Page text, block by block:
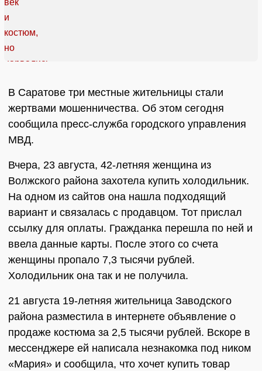
В Саратове три местные жительницы стали
жертвами мошенничества. Об этом сегодня
сообщила пресс-служба городского управления
МВД.
Вчера, 23 августа, 42-летняя женщина из
Волжского района захотела купить холодильник.
На одном из сайтов она нашла подходящий
вариант и связалась с продавцом. Тот прислал
ссылку для оплаты. Гражданка перешла по ней и
ввела данные карты. После этого со счета
женщины пропало 7,3 тысячи рублей.
Холодильник она так и не получила.
21 августа 19-летняя жительница Заводского
района разместила в интернете объявление о
продаже костюма за 2,5 тысячи рублей. Вскоре в
мессенджере ей написала незнакомка под ником
«Мария» и сообщила, что хочет купить товар